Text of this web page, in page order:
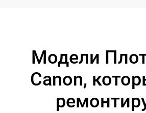
Модели
Canon,